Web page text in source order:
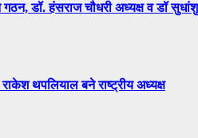
डॉ. हंसराज चौधरी अध्यक्ष व डॉ
राकेश थपलियाल बने राष्ट्रीय अध्यक्ष